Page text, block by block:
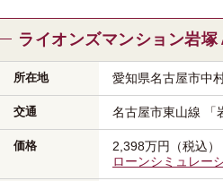
ライオンズマンション岩
所在地 愛知県名古屋市中
交通 名古屋市東山線
価格
2,398万円（税込）
ローンシミュレー